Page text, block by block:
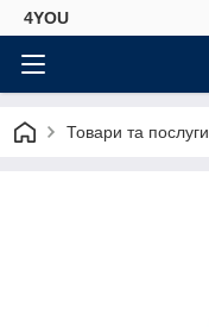
4YOU
Товари та послуги